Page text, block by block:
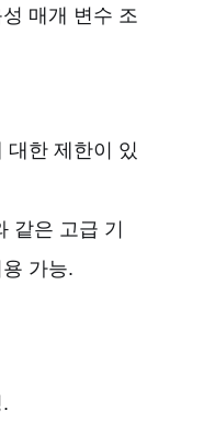
매개 변수 조
대한 제한이 있
같은 고급 기
가능.